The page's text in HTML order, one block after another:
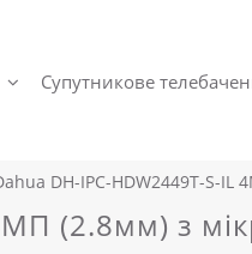
Супутникове
DH-IPC-HDW2449T-S-
(2.8мм) з